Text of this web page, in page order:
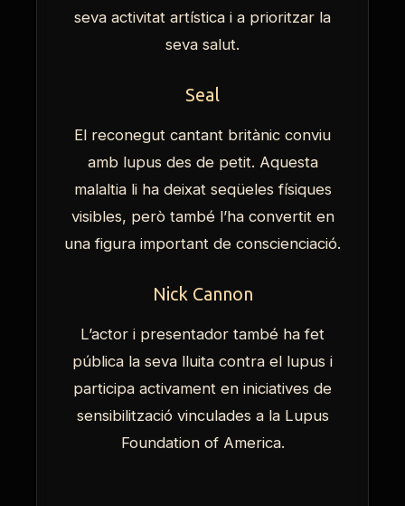
seva activitat artística i a prioritzar la
seva salut.
Seal
El reconegut cantant britànic conviu
amb lupus des de petit. Aquesta
malaltia li ha deixat seqüeles físiques
visibles, però també l’ha convertit en
una figura important de conscienciació.
Nick Cannon
L’actor i presentador també ha fet
pública la seva lluita contra el lupus i
participa activament en iniciatives de
sensibilització vinculades a la Lupus
Foundation of America.